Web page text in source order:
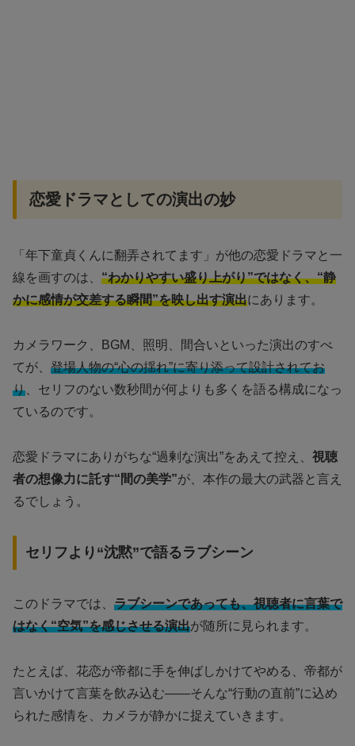
恋愛ドラマとしての演出の妙
「年下童貞くんに翻弄されてます」が他の恋愛ドラマと一
線を画すのは、 “わかりやすい盛り上がり”ではなく、“静
かに感情が交差する瞬間”を映し出す演出にあります。
カメラワーク、BGM、照明、間合いといった演出のすべ
てが、 登場人物の“心の揺れ”に寄り添って設計されてお
り 、セリフのない数秒間が何よりも多くを語る構成になっ
ているのです。
恋愛ドラマにありがちな“過剰な演出”をあえて控え、 視聴
者の想像力に託す“間の美学”が、本作の最大の武器と言え
るでしょう。
セリフより“沈黙”で語るラブシーン
このドラマでは、 ラブシーンであっても、視聴者に言葉で
はなく“空気”を感じさせる演出が随所に見られます。
たとえば、花恋が帝都に手を伸ばしかけてやめる、帝都が
言いかけて言葉を飲み込む——そんな“行動の直前”に込め
られた感情を、カメラが静かに捉えていきます。